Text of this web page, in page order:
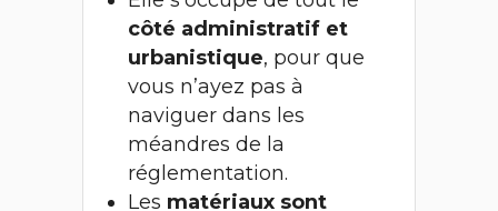
côté administratif et
urbanistique, pour que
vous n’ayez pas à
naviguer dans les
méandres de la
réglementation.
Les matériaux sont